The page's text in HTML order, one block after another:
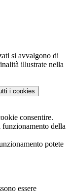
si avvalgono di
illustrate nella
i cookies
consentire.
della
potete
essere